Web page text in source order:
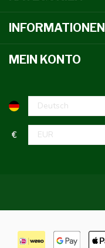
INFORMATIONEN
MEIN KONTO
€